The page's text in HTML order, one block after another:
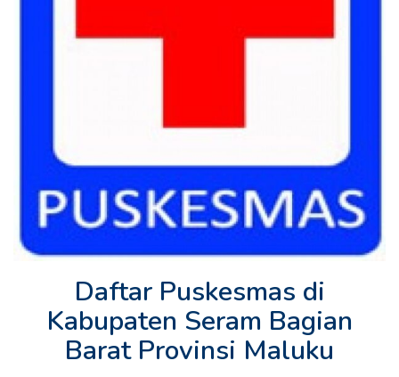
Daftar Puskesmas di
Kabupaten Seram Bagian
Barat Provinsi Maluku